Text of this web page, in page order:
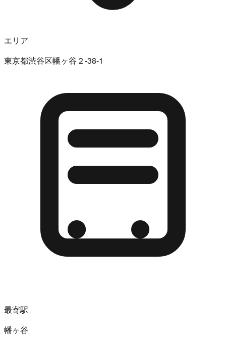
エリア
東京都渋谷区幡ヶ谷２-38-1
最寄駅
幡ヶ谷